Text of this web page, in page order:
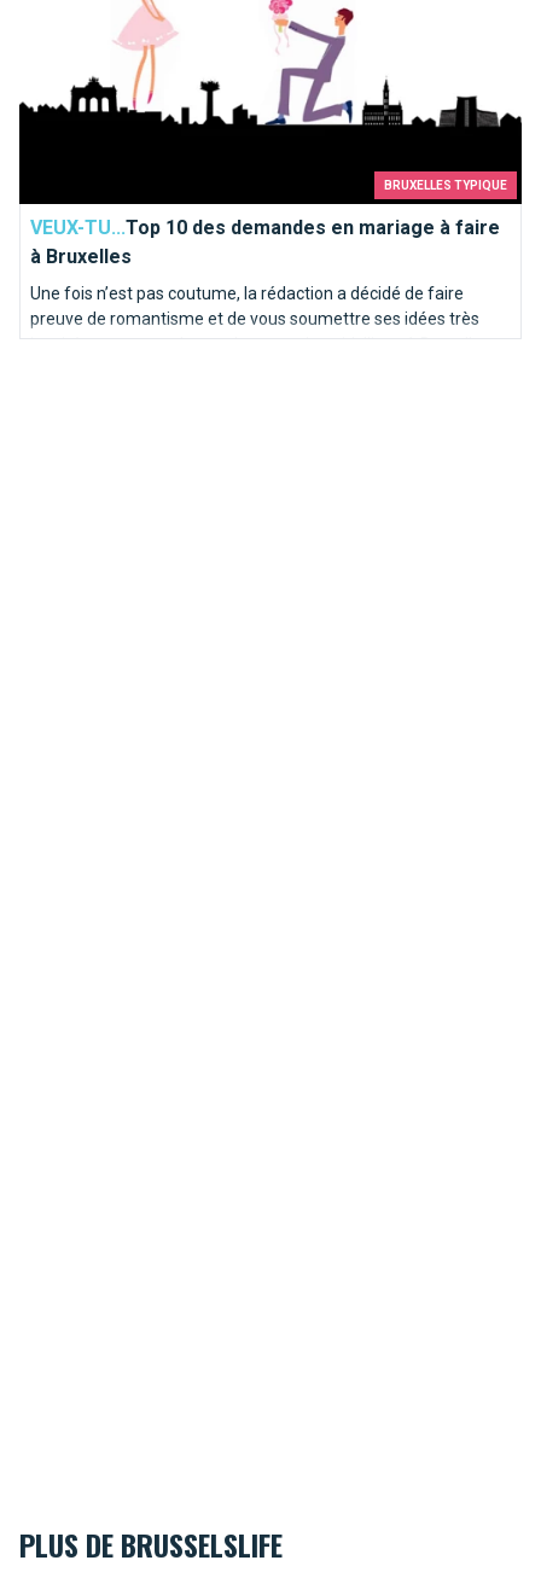
BRUXELLES TYPIQUE
VEUX-TU...Top 10 des demandes en mariage à faire
à Bruxelles
Une fois n’est pas coutume, la rédaction a décidé de faire
preuve de romantisme et de vous soumettre ses idées très
inspirées pour une demande en mariage idyllique à Bruxelles.
PLUS DE BRUSSELSLIFE